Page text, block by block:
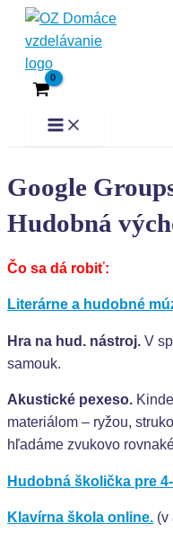
Preskočiť
obsah
Main
Menu
Google
Hudobná
Čo sa dá robiť:
Literárne a hudobné
Hra na hud. nástroj. V
samouk.
Akustické pexeso.
materiálom – ryžou,
hľadáme zvukovo
Hudobná školička pre
Klavírna škola online. (v